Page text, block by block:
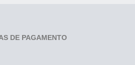
DE PAGAMENTO